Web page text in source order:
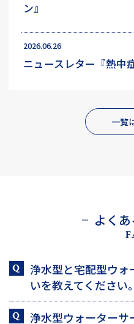
ン』
2026.06.26
ニュースレター『熱中
一覧
よく
浄水型と宅配型ウ
いを教えてください。
浄水型ウォーターサ